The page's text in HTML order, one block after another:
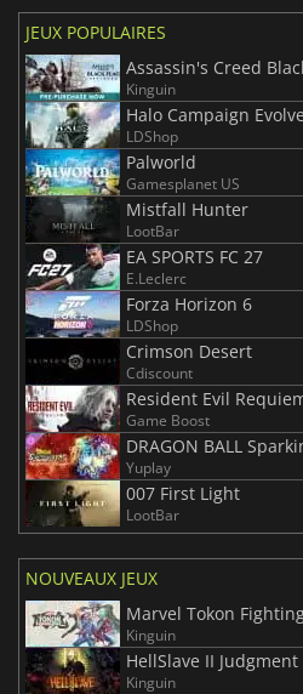
JEUX POPULAIRES
Assassin's Creed
Kinguin
Halo Campaign
LDShop
Palworld
Gamesplanet US
Mistfall Hunter
LootBar
EA SPORTS FC 27
E.Leclerc
Forza Horizon 6
LDShop
Crimson Desert
Cdiscount
Resident Evil
Game Boost
Yuplay
007 First Light
LootBar
NOUVEAUX JEUX
Marvel Tokon
Kinguin
HellSlave II
Kinguin